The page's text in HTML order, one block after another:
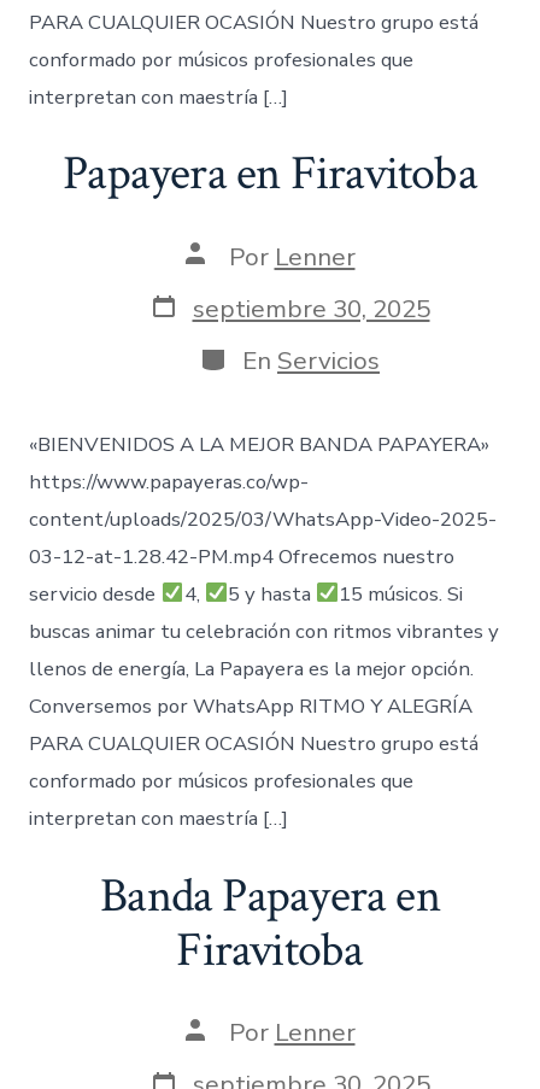
PARA CUALQUIER OCASIÓN Nuestro grupo está
conformado por músicos profesionales que
interpretan con maestría […]
Papayera en Firavitoba
Autor
la
entrada
Por Lenner
Fecha
de
publicación
septiembre 30, 2025
Categorías
En Servicios
«BIENVENIDOS A LA MEJOR BANDA PAPAYERA»
https://www.papayeras.co/wp-
content/uploads/2025/03/WhatsApp-Video-2025-
03-12-at-1.28.42-PM.mp4 Ofrecemos nuestro
servicio desde
4, 5 y hasta
15 músicos. Si
buscas animar tu celebración con ritmos vibrantes y
llenos de energía, La Papayera es la mejor opción.
Conversemos por WhatsApp RITMO Y ALEGRÍA
PARA CUALQUIER OCASIÓN Nuestro grupo está
conformado por músicos profesionales que
interpretan con maestría […]
Banda Papayera en
Firavitoba
Autor
la
Por Lenner
Fecha